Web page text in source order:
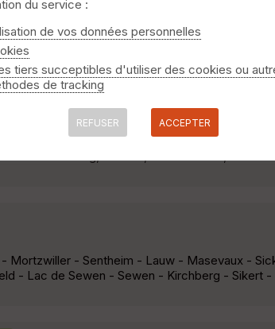
retour Schweighouse-Thann
Michelbach, puis chemin du Kaltenbach et
Bourbach-le-Bas, Guewenheim, pont
vers Hochburg, Weierlé, abri Baumann, col du
Mortzwiller - Sentheim - Lauw - Masevaux -
- Lac de Sewen - Sewen - Kirchberg - Sikert
du service :
de vos données personnelles
tiers succeptibles d'utiliser des cookies ou
de tracking
REFUSER ACCEPTER